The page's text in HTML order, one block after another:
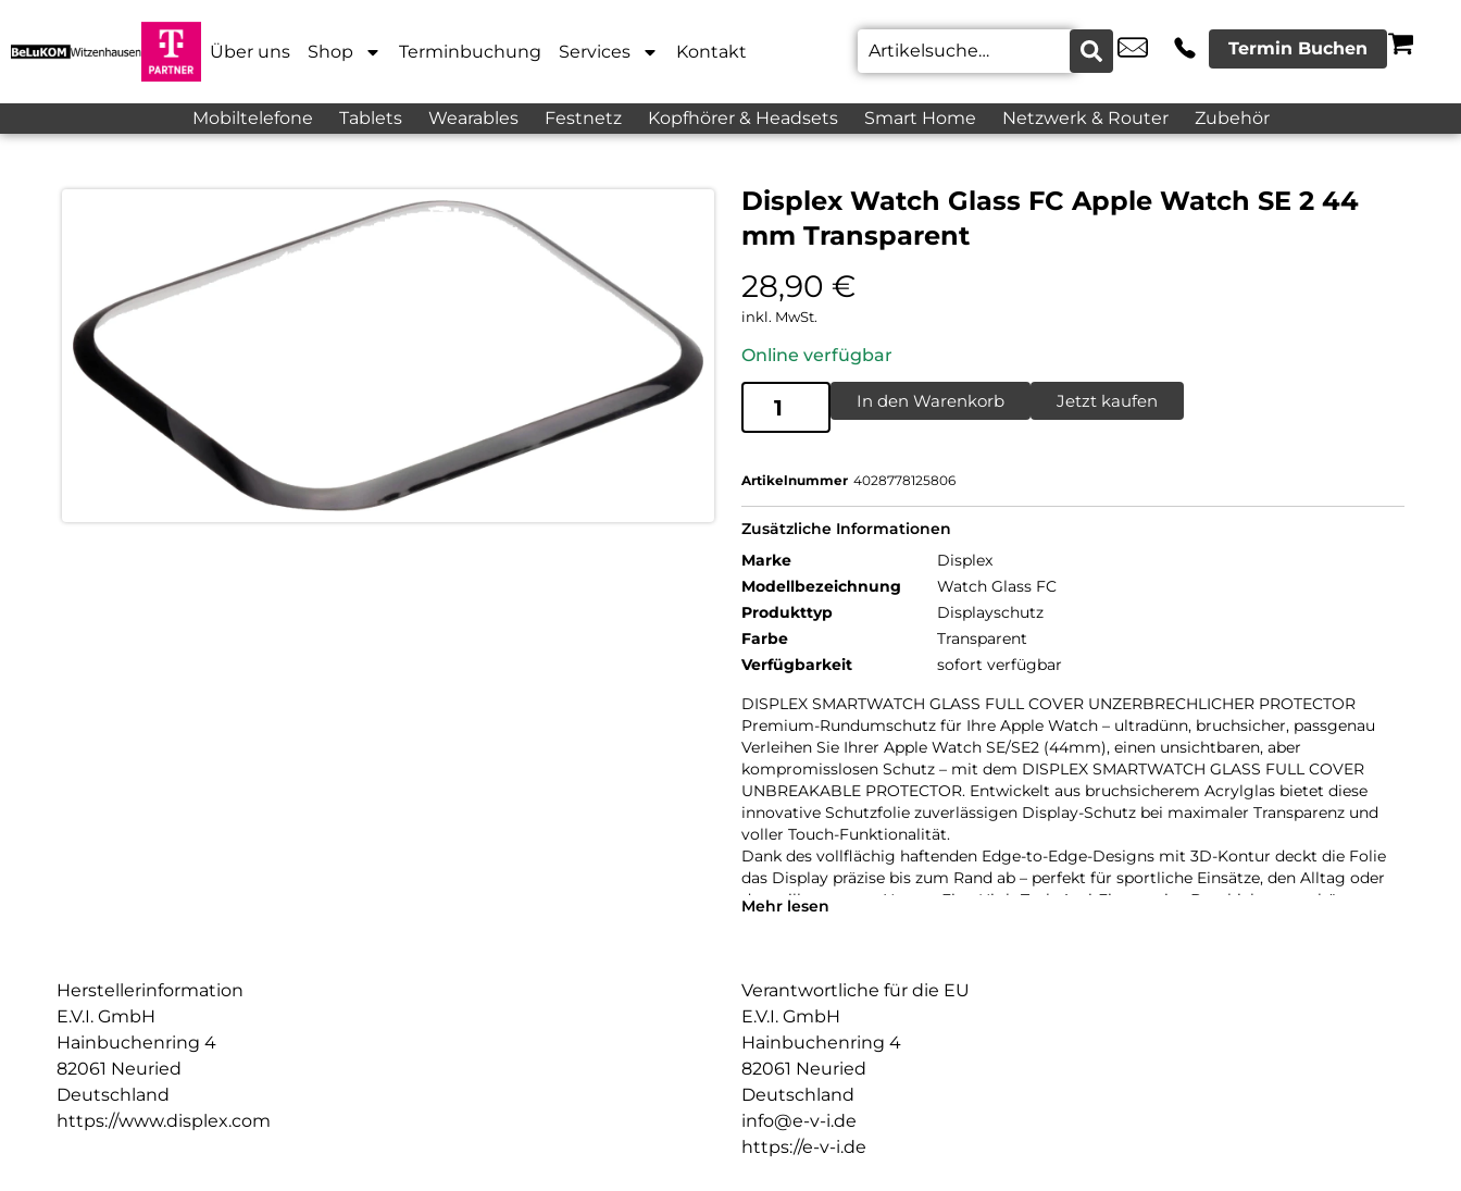
Über uns Shop Terminbuchung Services Kontakt Termin Buchen
Mobiltelefone Tablets Wearables Festnetz Kopfhörer & Headsets Smart Home Netzwerk & Router Zubehör
Displex Watch Glass FC Apple Watch SE 2 44
mm Transparent
28,90 €
inkl. MwSt.
Online verfügbar
In den Warenkorb Jetzt kaufen
Artikelnummer 4028778125806
Zusätzliche Informationen
Marke
Displex
Modellbezeichnung
Watch Glass FC
Produkttyp
Displayschutz
Farbe
Transparent
Verfügbarkeit
sofort verfügbar
DISPLEX SMARTWATCH GLASS FULL COVER UNZERBRECHLICHER PROTECTOR
Premium-Rundumschutz für Ihre Apple Watch – ultradünn, bruchsicher, passgenau
Verleihen Sie Ihrer Apple Watch SE/SE2 (44mm), einen unsichtbaren, aber
kompromisslosen Schutz – mit dem DISPLEX SMARTWATCH GLASS FULL COVER
UNBREAKABLE PROTECTOR. Entwickelt aus bruchsicherem Acrylglas bietet diese
innovative Schutzfolie zuverlässigen Display-Schutz bei maximaler Transparenz und
voller Touch-Funktionalität.
Dank des vollflächig haftenden Edge-to-Edge-Designs mit 3D-Kontur deckt die Folie
das Display präzise bis zum Rand ab – perfekt für sportliche Einsätze, den Alltag oder
den stilbewussten Nutzer. Eine High-Tech-Anti-Fingerprint-Beschichtung schützt vor
Produktvorteile im Überblick:
Unzerbrechliches, stoßdämpfendes Acrylglas
Ultradünn – volle Touch-, Wisch- und Buttonfunktion
High-Tech-Anti-Fingerprint-Beschichtung für klare Sicht
Nachhaltiger Eco-Applikator (rPET) für einfache Montage
Kompatibel mit Apple Watch SE/SE2 (44mm) – passgenaue Verarbeitung
Vertrauen Sie auf langlebigen Schutz, perfektes Design und einfache Anwendung –
engineered in Germany by DISPLEX.
Mehr lesen
Herstellerinformation
E.V.I. GmbH
Hainbuchenring 4
82061 Neuried
Deutschland
https://www.displex.com
Verantwortliche für die EU
E.V.I. GmbH
Hainbuchenring 4
82061 Neuried
Deutschland
info@e-v-i.de
https://e-v-i.de